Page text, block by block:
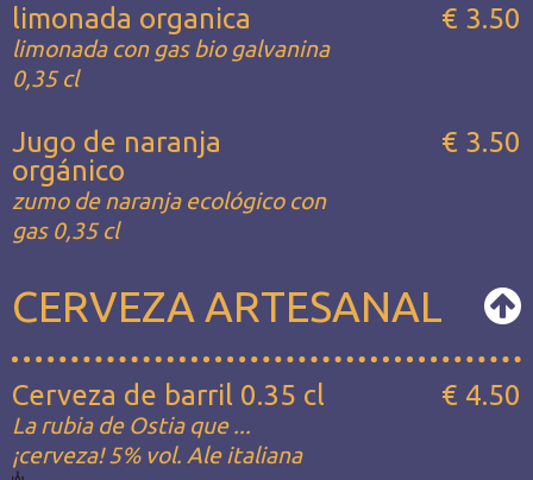
limonada organica
limonada con gas bio galvanina
0,35 cl
€ 3.50
Jugo de naranja
orgánico
zumo de naranja ecológico con
gas 0,35 cl
€ 3.50
CERVEZA ARTESANAL
Cerveza de barril 0.35 cl
La rubia de Ostia que ...
¡cerveza! 5% vol. Ale italiana
€ 4.50